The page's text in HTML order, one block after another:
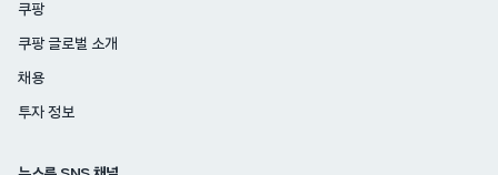
쿠팡
쿠팡 글로벌 소개
채용
투자 정보